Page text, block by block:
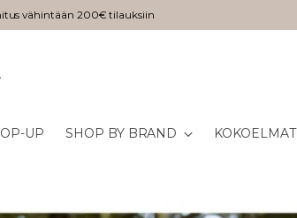
vähintään 200€ tilauksiin
UP SHOP BY BRAND KOKOELMAT